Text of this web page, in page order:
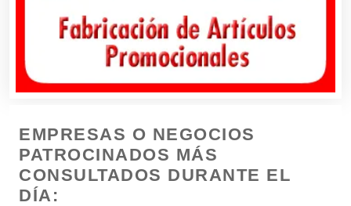
Cámaras de Comercio
Camiones para Fletes
Cancelería de Aluminio
EMPRESAS O NEGOCIOS
PATROCINADOS MÁS
CONSULTADOS DURANTE EL
DÍA: